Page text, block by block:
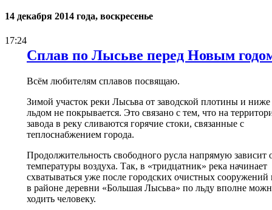
14 декабря 2014 года, воскресенье
17:24
Сплав по Лысьве перед Новым
Всём любителям сплавов посвящаю.
Зимой участок реки Лысьва от заводской плотины и ниже
льдом не покрывается. Это связано с тем, что на
завода в реку сливаются горячие стоки, связанные с
теплоснабжением города.
Продолжительность свободного русла напрямую зависит
температуры воздуха. Так, в «тридцатник» река начинает
схватываться уже после городских очистных сооружений
в районе деревни «Большая Лысьва» по льду вполне
ходить человеку.